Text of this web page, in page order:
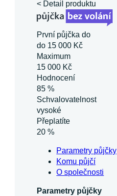
< Detail produktu
První půjčka do
do 15 000 Kč
Maximum
15 000 Kč
Hodnocení
85 %
Schvalovatelnost
vysoké
Přeplatíte
20 %
Parametry půjčky
Komu půjčí
O společnosti
Parametry půjčky